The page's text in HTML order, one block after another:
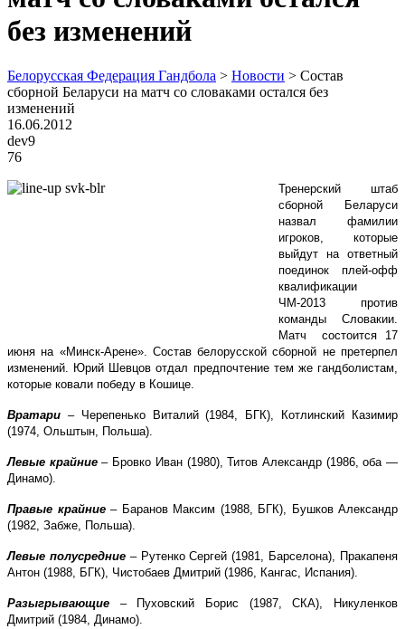
без изменений
Белорусская Федерация Гандбола > Новости > Состав
сборной Беларуси на матч со словаками остался без
изменений
16.06.2012
dev9
76
Тренерский штаб
сборной Беларуси
назвал фамилии
игроков, которые
выйдут на ответный
поединок плей-офф
квалификации
ЧМ-2013 против
команды Словакии.
Матч состоится 17
июня на «Минск-Арене». Состав белорусской сборной не претерпел
изменений. Юрий Шевцов отдал предпочтение тем же гандболистам,
которые ковали победу в Кошице.
Вратари – Черепенько Виталий (1984, БГК), Котлинский Казимир
(1974, Ольштын, Польша).
Левые крайние– Бровко Иван (1980), Титов Александр (1986, оба —
Динамо).
Правые крайние– Баранов Максим (1988, БГК), Бушков Александр
(1982, Забже, Польша).
Левые полусредние– Рутенко Сергей (1981, Барселона), Пракапеня
Антон (1988, БГК), Чистобаев Дмитрий (1986, Кангас, Испания).
Разыгрывающие – Пуховский Борис (1987, СКА), Никуленков
Дмитрий (1984, Динамо).